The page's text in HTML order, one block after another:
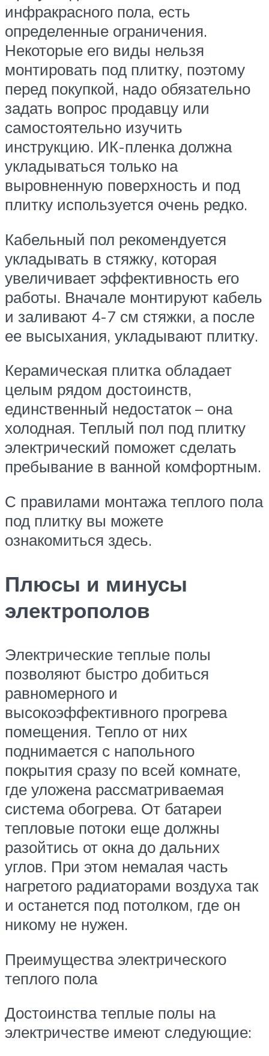
инфракрасного пола, есть
определенные ограничения.
Некоторые его виды нельзя
монтировать под плитку, поэтому
перед покупкой, надо обязательно
задать вопрос продавцу или
самостоятельно изучить
инструкцию. ИК-пленка должна
укладываться только на
выровненную поверхность и под
плитку используется очень редко.
Кабельный пол рекомендуется
укладывать в стяжку, которая
увеличивает эффективность его
работы. Вначале монтируют кабель
и заливают 4-7 см стяжки, а после
ее высыхания, укладывают плитку.
Керамическая плитка обладает
целым рядом достоинств,
единственный недостаток – она
холодная. Теплый пол под плитку
электрический поможет сделать
пребывание в ванной комфортным.
С правилами монтажа теплого пола
под плитку вы можете
ознакомиться здесь.
Плюсы и минусы
электрополов
Электрические теплые полы
позволяют быстро добиться
равномерного и
высокоэффективного прогрева
помещения. Тепло от них
поднимается с напольного
покрытия сразу по всей комнате,
где уложена рассматриваемая
система обогрева. От батареи
тепловые потоки еще должны
разойтись от окна до дальних
углов. При этом немалая часть
нагретого радиаторами воздуха так
и останется под потолком, где он
никому не нужен.
Преимущества электрического
теплого пола
Достоинства теплые полы на
электричестве имеют следующие: